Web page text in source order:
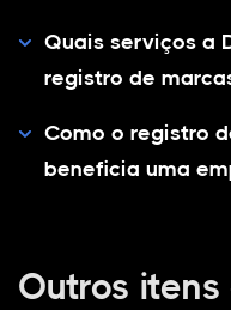
Quais serviços a
registro de
Como o registro
beneficia uma
Outros itens